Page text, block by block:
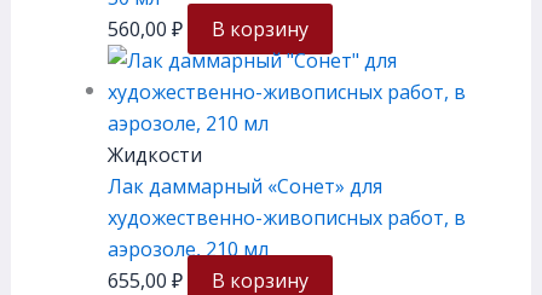
560,00 ₽ В корзину
Жидкости
Лак даммарный «Сонет» для
художественно-живописных работ, в
аэрозоле, 210 мл
655,00 ₽ В корзину